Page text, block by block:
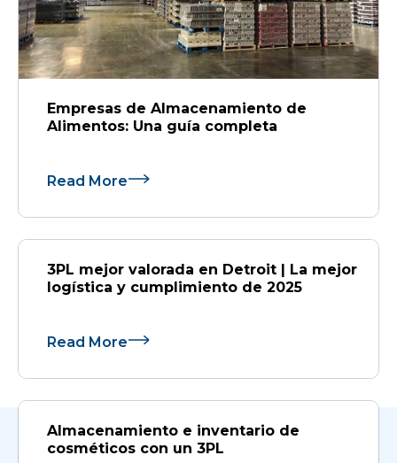
Empresas de Almacenamiento de
Alimentos: Una guía completa
Read More
3PL mejor valorada en Detroit | La mejor
logística y cumplimiento de 2025
Read More
Almacenamiento e inventario de
cosméticos con un 3PL